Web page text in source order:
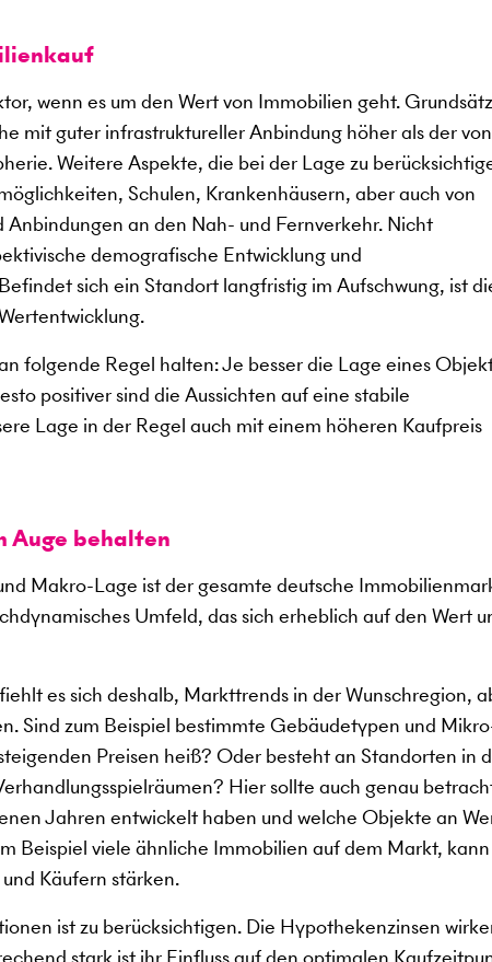
wenn es um den Wert von Immobilien geht.
mit guter infrastruktureller Anbindung höher als der von
Weitere Aspekte, die bei der Lage zu
Schulen, Krankenhäusern, aber auch von
an den Nah- und Fernverkehr. Nicht
demografische Entwicklung und
sich ein Standort langfristig im Aufschwung, ist
folgende Regel halten: Je besser die Lage eines
positiver sind die Aussichten auf eine stabile
Lage in der Regel auch mit einem höheren Kaufpreis
behalten
Makro-Lage ist der gesamte deutsche
Umfeld, das sich erheblich auf den Wert
es sich deshalb, Markttrends in der Wunschregion,
Sind zum Beispiel bestimmte Gebäudetypen und
Preisen heiß? Oder besteht an Standorten in
Hier sollte auch genau
Jahren entwickelt haben und welche Objekte an
Beispiel viele ähnliche Immobilien auf dem Markt,
Käufern stärken.
ist zu berücksichtigen. Die Hypothekenzinsen